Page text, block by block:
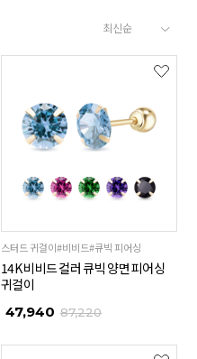
스터드 귀걸이#비비드#큐빅 피어싱
14K 비비드 컬러 큐빅 양면 피어싱
귀걸이
47,940 87,220